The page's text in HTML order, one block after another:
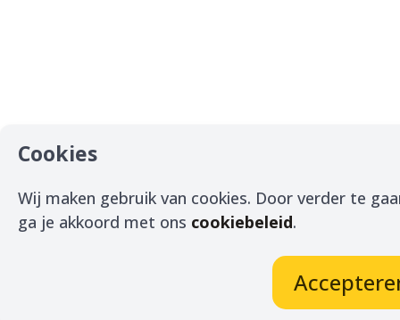
Cookies
Wij maken gebruik van cookies. Door verder te
ga je akkoord met ons cookiebeleid.